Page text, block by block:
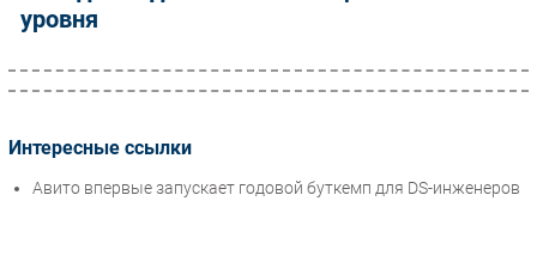
уровня
Интересные ссылки
Авито впервые запускает годовой буткемп для DS-инженеров